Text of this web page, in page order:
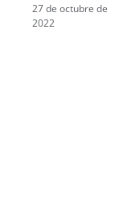
27 de octubre de
2022